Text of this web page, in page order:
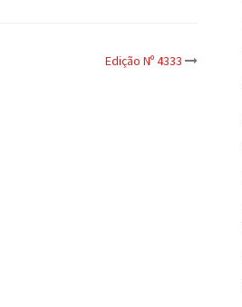
Edição Nº 4333